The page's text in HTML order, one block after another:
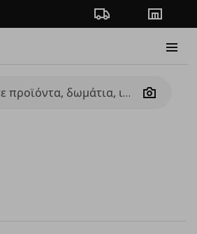
Πορεία παραγγελίας
Camera